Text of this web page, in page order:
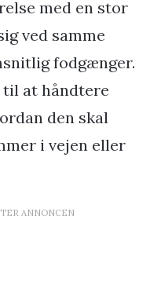
med en stor
ved samme
fodgænger.
at håndtere
den skal
i vejen eller
ANNONCEN